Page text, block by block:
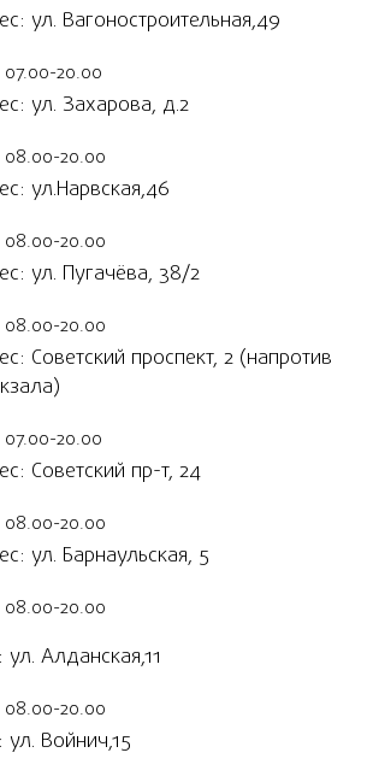
ул. Вагоностроительная,49
07.00-20.00
ул. Захарова, д.2
08.00-20.00
ул.Нарвская,46
08.00-20.00
ул. Пугачёва, 38/2
08.00-20.00
Советский проспект, 2 (напротив
07.00-20.00
Советский пр-т, 24
08.00-20.00
ул. Барнаульская, 5
08.00-20.00
Алданская,11
08.00-20.00
Войнич,15